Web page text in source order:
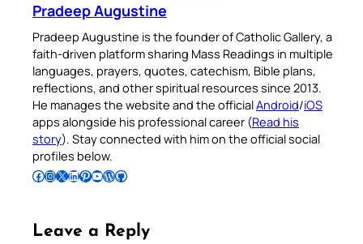
Pradeep Augustine
Pradeep Augustine is the founder of Catholic Gallery, a
faith-driven platform sharing Mass Readings in multiple
languages, prayers, quotes, catechism, Bible plans,
reflections, and other spiritual resources since 2013.
He manages the website and the officialAndroid/iOS
apps alongside his professional career (Read his
story). Stay connected with him on the official social
profiles below.
Follow Pradeep on Facebook Follow Pradeep on InstagramFollow Pradeep on X Follow Pradeep on LinkedIn Follow Pradeep on Pinterest Subscribe to Pradeep’s Youtube Channel Follow Pradeep on WordPress Follow Pradeep on GitHub
Leave a Reply